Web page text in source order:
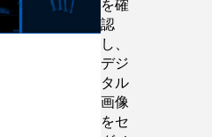
を確
認
し、
デジ
タル
画像
をセ